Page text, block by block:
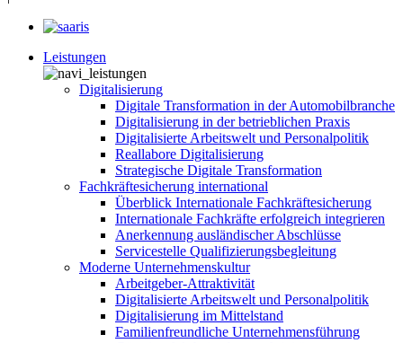
Leistungen
Digitalisierung
Digitale Transformation in der Automobilbranche
Digitalisierung in der betrieblichen Praxis
Digitalisierte Arbeitswelt und Personalpolitik
Reallabore Digitalisierung
Strategische Digitale Transformation
Fachkräftesicherung international
Überblick Internationale Fachkräftesicherung
Internationale Fachkräfte erfolgreich integrieren
Anerkennung ausländischer Abschlüsse
Servicestelle Qualifizierungsbegleitung
Moderne Unternehmenskultur
Arbeitgeber-Attraktivität
Digitalisierte Arbeitswelt und Personalpolitik
Digitalisierung im Mittelstand
Familienfreundliche Unternehmensführung